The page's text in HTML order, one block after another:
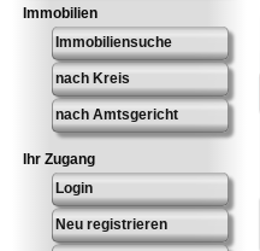
Immobilien
Immobiliensuche
nach Kreis
nach Amtsgericht
Ihr Zugang
Login
Neu registrieren